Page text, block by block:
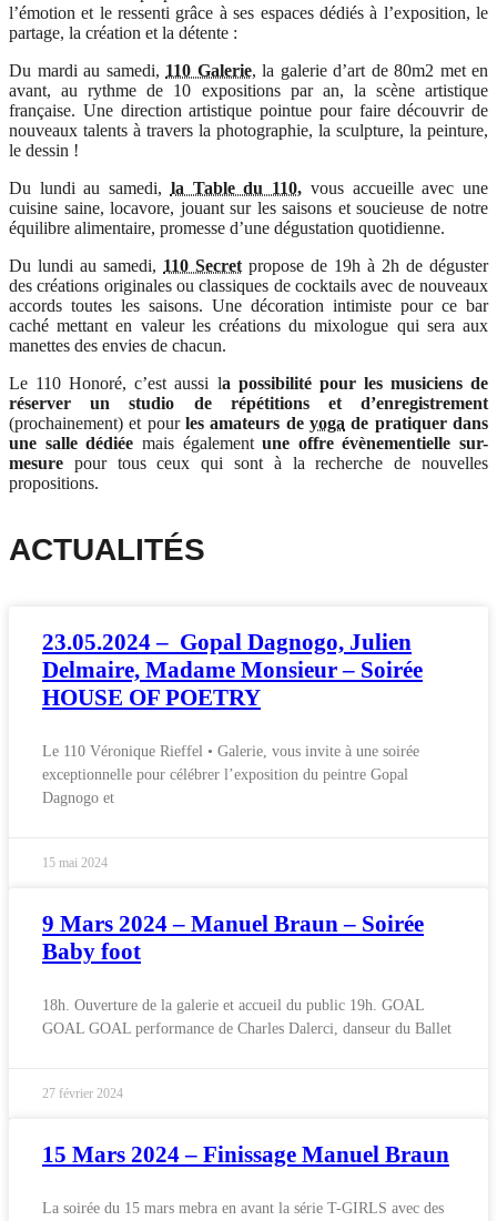
l’émotion et le ressenti grâce à ses espaces dédiés à l’exposition, le
partage, la création et la détente :
Du mardi au samedi, 110 Galerie, la galerie d’art de 80m2 met en
avant, au rythme de 10 expositions par an, la scène artistique
française. Une direction artistique pointue pour faire découvrir de
nouveaux talents à travers la photographie, la sculpture, la peinture,
le dessin !
Du lundi au samedi, la Table du 110, vous accueille avec une
cuisine saine, locavore, jouant sur les saisons et soucieuse de notre
équilibre alimentaire, promesse d’une dégustation quotidienne.
Du lundi au samedi, 110 Secret propose de 19h à 2h de déguster
des créations originales ou classiques de cocktails avec de nouveaux
accords toutes les saisons. Une décoration intimiste pour ce bar
caché mettant en valeur les créations du mixologue qui sera aux
manettes des envies de chacun.
Le 110 Honoré, c’est aussi la possibilité pour les musiciens de
réserver un studio de répétitions et d’enregistrement
(prochainement) et pour les amateurs de yoga de pratiquer dans
une salle dédiée mais égalementune offre évènementielle sur-
mesure pour tous ceux qui sont à la recherche de nouvelles
propositions.
ACTUALITÉS
23.05.2024 – Gopal Dagnogo, Julien
Delmaire, Madame Monsieur – Soirée
HOUSE OF POETRY
Le 110 Véronique Rieffel • Galerie, vous invite à une soirée
exceptionnelle pour célébrer l’exposition du peintre Gopal
Dagnogo et
15 mai 2024
9 Mars 2024 – Manuel Braun – Soirée
Baby foot
18h. Ouverture de la galerie et accueil du public 19h. GOAL
GOAL GOAL performance de Charles Dalerci, danseur du Ballet
27 février 2024
15 Mars 2024 – Finissage Manuel Braun
La soirée du 15 mars mebra en avant la série T-GIRLS avec des